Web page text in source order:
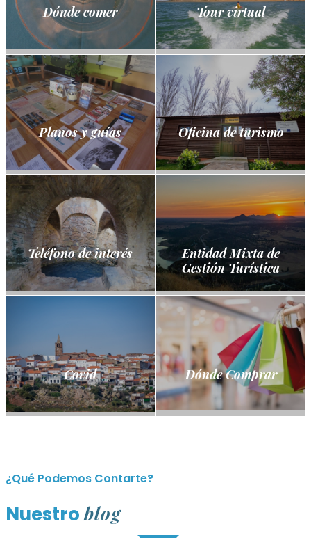
Dónde comer Tour virtual
Planos y guías Oficina de turismo
Teléfono de interés
Entidad Mixta de
Gestión Turística
Covid Dónde Comprar
¿Qué Podemos Contarte?
Nuestroblog